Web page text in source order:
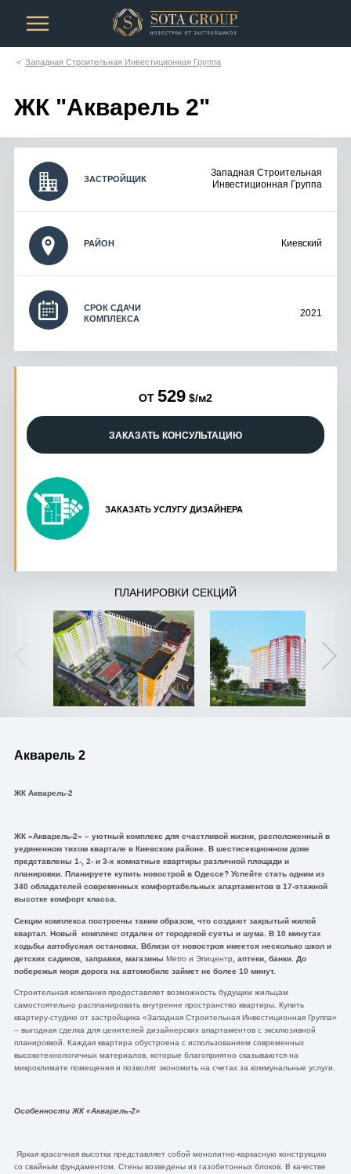
Западная Строительная Инвестиционная Группа
ЖК "Акварель 2"
ЗАСТРОЙЩИК
Западная Строительная
Инвестиционная Группа
РАЙОН Киевский
СРОК СДАЧИ
КОМПЛЕКСА
2021
ОТ 529 $/м2
ЗАКАЗАТЬ КОНСУЛЬТАЦИЮ
ЗАКАЗАТЬ УСЛУГУ ДИЗАЙНЕРА
ПЛАНИРОВКИ СЕКЦИЙ
Акварель 2
ЖК Акварель-2
ЖК «Акварель-2» – уютный комплекс для счастливой жизни, расположенный в
уединенном тихом квартале в Киевском районе. В шестисекционном доме
представлены 1-, 2- и 3-х комнатные квартиры различной площади и
планировки. Планируете купить новострой в Одессе? Успейте стать одним из
340 обладателей современных комфортабельных апартаментов в 17-этажной
высотке комфорт класса.
Секции комплекса построены таким образом, что создают закрытый жилой
квартал. Новый комплекс отдален от городской суеты и шума. В 10 минутах
ходьбы автобусная остановка. Вблизи от новостроя имеется несколько школ и
детских садиков, заправки, магазины Metro и Эпицентр , аптеки, банки. До
побережья моря дорога на автомобиле займет не более 10 минут.
Строительная компания предоставляет возможность будущим жильцам
самостоятельно распланировать внутренне пространство квартиры. Купить
квартиру-студию от застройщика «Западная Строительная Инвестиционная Группа»
– выгодная сделка для ценителей дизайнерских апартаментов с эксклюзивной
планировкой. Каждая квартира обустроена с использованием современных
высокотехнологичных материалов, которые благоприятно сказываются на
микроклимате помещения и позволят экономить на счетах за коммунальные услуги.
Особенности ЖК «Акварель-2»
Яркая красочная высотка представляет собой монолитно-каркасную конструкцию
со свайным фундаментом. Стены возведены из газобетонных блоков. В качестве